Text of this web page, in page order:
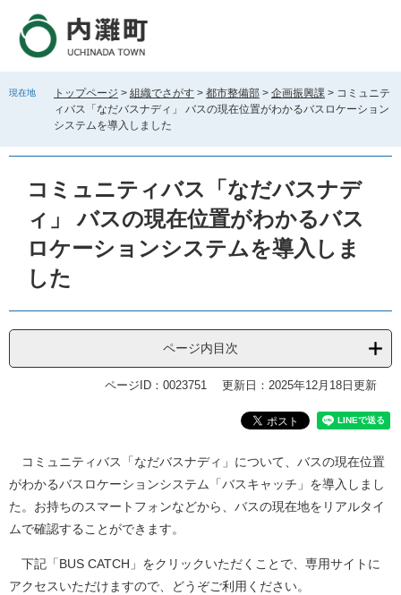
。
て
現在地 トップページ > 組織でさがす > 都市整備部 > 企画振興課 > コミュニテ
ィバス「なだバスナディ」 バスの現在位置がわかるバスロケーション
システムを導入しました
コミュニティバス「なだバスナデ
ィ」 バスの現在位置がわかるバス
ロケーションシステムを導入しま
した
ページ内目次
ページID：0023751 更新日：2025年12月18日更新
コミュニティバス「なだバスナディ」について、バスの現在位置
がわかるバスロケーションシステム「バスキャッチ」を導入しまし
た。お持ちのスマートフォンなどから、バスの現在地をリアルタイ
ムで確認することができます。
下記「BUS CATCH」をクリックいただくことで、専用サイトに
アクセスいただけますので、どうぞご利用ください。